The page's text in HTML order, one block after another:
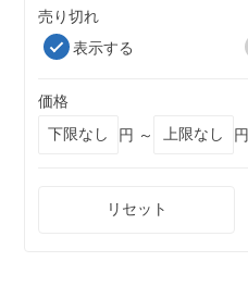
売り切れ
表示する
価格
円 ～
円
リセット